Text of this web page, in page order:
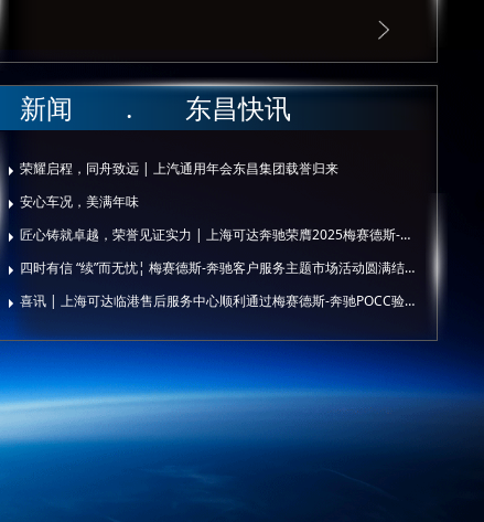
新闻 . 东昌快讯
荣耀启程，同舟致远 | 上汽通用年会东昌集团载誉归来
安心车况，美满年味
匠心铸就卓越，荣誉见证实力 | 上海可达奔驰荣膺2025梅赛德斯-奔驰服务技能大师赛全国24强
四时有信 “续”而无忧¦ 梅赛德斯-奔驰客户服务主题市场活动圆满结束
喜讯 | 上海可达临港售后服务中心顺利通过梅赛德斯-奔驰POCC验收